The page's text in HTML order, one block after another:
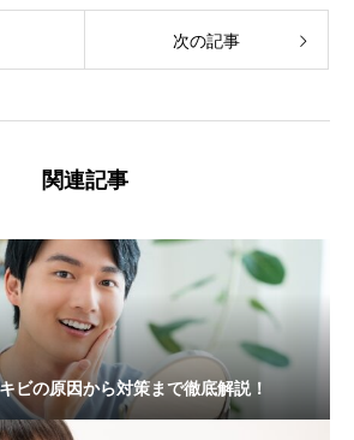
次の記事
関連記事
ビの原因から対策まで徹底解説！